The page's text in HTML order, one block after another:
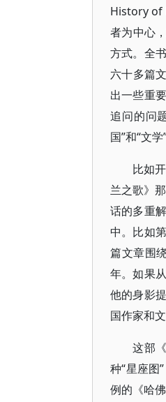
History of
者为中心
方式。全
六十多篇
出一些重
追问的问
国”和“文
比如
兰之歌》
话的多重
中。比如
篇文章围
年。如果
他的身影
国作家和
这部
种“星座图
例的《哈